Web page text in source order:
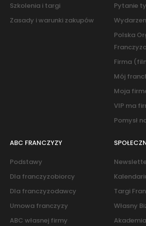
Szkolenia i targi
Zasady i warunki zakupów
Pytanie
Polska
Firma
Mój
Moja
VIP ma
Pomysł
ABC FRANCZYZY
Podstawy
Dla franczyzobiorcy
Dla franczyzodawcy
Umowa franczyzy
ABC własnej firmy
Targi
Własny